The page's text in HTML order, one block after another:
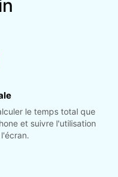
le temps total que
et suivre l'utilisation